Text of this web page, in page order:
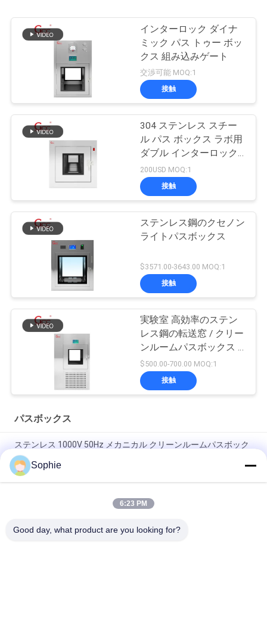
インターロック ダイナ
ミック パス トゥー ボッ
クス 組み込みゲート
交渉可能 MOQ:1
接触
304 ステンレス スチー
ル パス ボックス ラボ用
ダブル インターロック
デザイン
200USD MOQ:1
接触
ステンレス鋼のクセノン
ライトパスボックス
$3571.00-3643.00 MOQ:1
接触
実験室 高効率のステン
レス鋼の転送窓 / クリー
ンルームパスボックス /
エアシャワーの転送ボッ
クス
$500.00-700.00 MOQ:1
接触
パスボックス
ステンレス 1000V 50Hz メカニカル クリーンルームパスボック
ス
メカニカルインターロッククラス100 クリーンルームパスボッ
Sophie
6:23 PM
Good day, what product are you looking for?